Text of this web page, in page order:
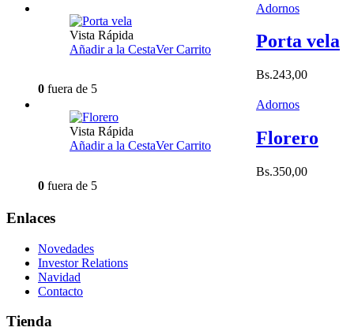
Vista Rápida
Añadir a la CestaVer Carrito
Adornos
Porta vela
Bs.243,00
0 fuera de 5
Vista Rápida
Añadir a la CestaVer Carrito
Adornos
Florero
Bs.350,00
0 fuera de 5
Enlaces
Novedades
Investor Relations
Navidad
Contacto
Tienda